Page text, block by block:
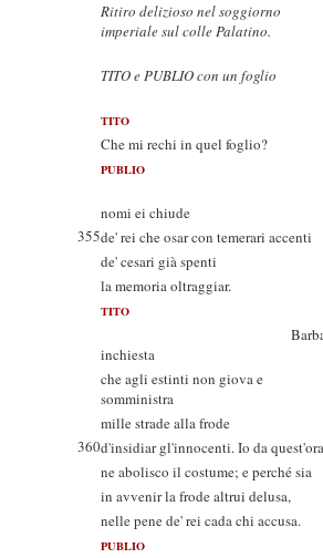
Ritiro delizioso nel soggiorno
imperiale sul colle Palatino.
TITO e PUBLIO con un foglio
TITO
Che mi rechi in quel foglio?
PUBLIO
nomi ei chiude
355de' rei che osar con temerari accenti
de' cesari già spenti
la memoria oltraggiar.
TITO
inchiesta
che agli estinti non giova e
somministra
mille strade alla frode
360d'insidiar gl'innocenti. Io da quest'ora
ne abolisco il costume; e perché sia
in avvenir la frode altrui delusa,
nelle pene de' rei cada chi accusa.
PUBLIO